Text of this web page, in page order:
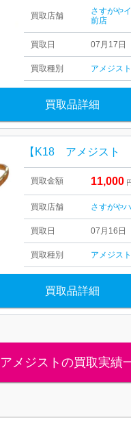
買取店舗
さすがや
前店
買取日 07月17日
買取種別 アメジスト
買取品詳細
買取金額 11,000
買取店舗 さすがや
買取日 07月16日
買取種別 アメジスト
買取品詳細
アメジストの買取実績